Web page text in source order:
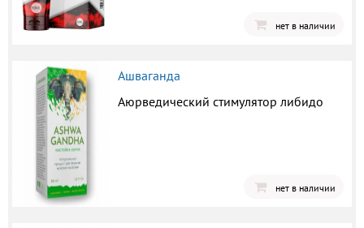
нет в наличии
Ашваганда
Аюрведический стимулятор либидо
нет в наличии